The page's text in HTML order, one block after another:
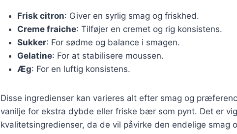
Frisk citron: Giver en syrlig smag og friskhed.
Creme fraiche: Tilføjer en cremet og rig konsistens.
Sukker: For sødme og balance i smagen.
Gelatine: For at stabilisere moussen.
Æg: For en luftig konsistens.
Disse ingredienser kan varieres alt efter smag og
vanilje for ekstra dybde eller friske bær som pynt. Det er
kvalitetsingredienser, da de vil påvirke den endelige smag